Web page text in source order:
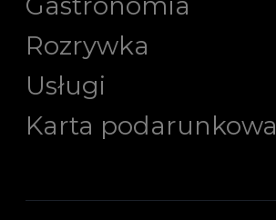
Rozrywka
Usługi
Karta podarunkowa